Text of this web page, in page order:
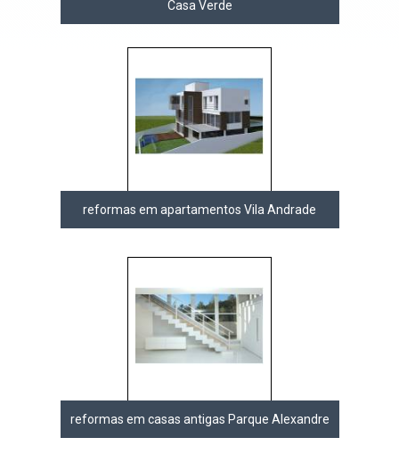
Casa Verde
reformas em apartamentos Vila Andrade
reformas em casas antigas Parque Alexandre